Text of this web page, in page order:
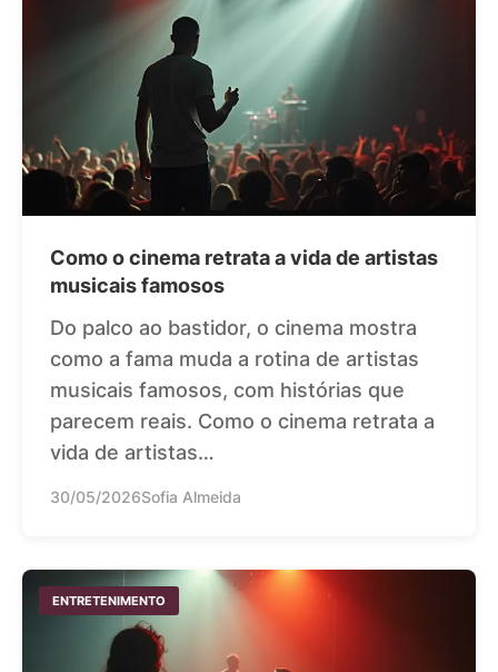
Como o cinema retrata a vida de artistas
musicais famosos
Do palco ao bastidor, o cinema mostra
como a fama muda a rotina de artistas
musicais famosos, com histórias que
parecem reais. Como o cinema retrata a
vida de artistas…
30/05/2026Sofia Almeida
ENTRETENIMENTO